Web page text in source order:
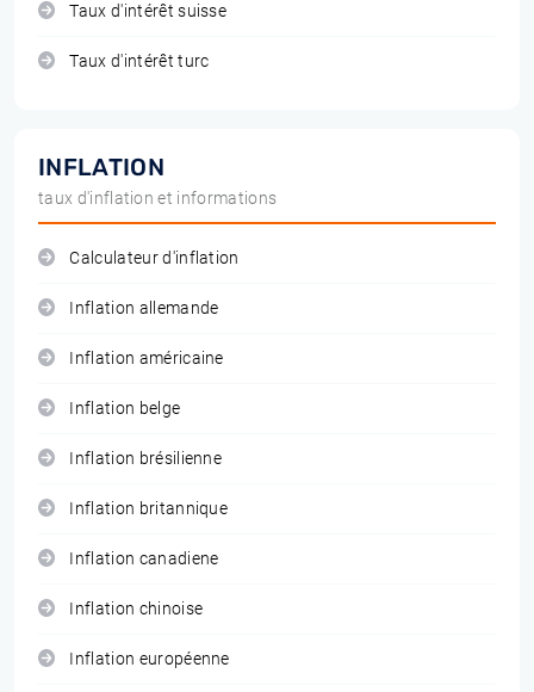
Taux d'intérêt suisse
Taux d'intérêt turc
INFLATION
taux d'inflation et informations
Calculateur d'inflation
Inflation allemande
Inflation américaine
Inflation belge
Inflation brésilienne
Inflation britannique
Inflation canadiene
Inflation chinoise
Inflation européenne